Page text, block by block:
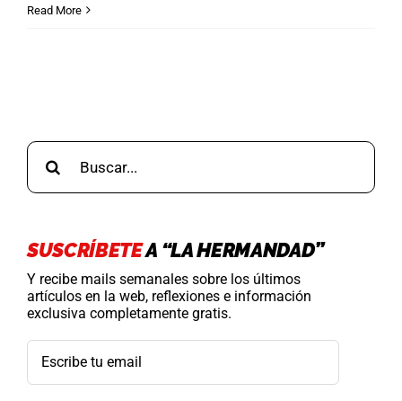
Read More
Buscar:
SUSCRÍBETEA “LA HERMANDAD”
Y recibe mails semanales sobre los últimos
artículos en la web, reflexiones e información
exclusiva completamente gratis.